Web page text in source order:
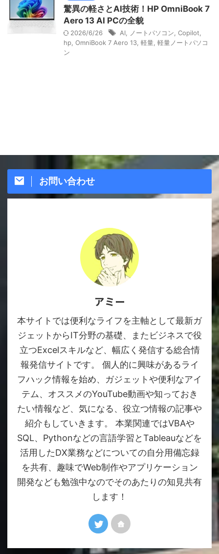
驚異の軽さとAI技術！HP OmniBook 7
Aero 13 AI PCの全貌
2026/6/26 AI ノートパソコン Copilot
hp OmniBook 7 Aero 13 軽量 軽量ノートパソコ
ン
お問い合わせ
アミー
本サイトでは便利なライフを主軸として最新ガ
ジェットからIT分野の基礎、またビジネスで役
立つExcelスキルなど、幅広く発信する総合情
報発信サイトです。 個人的に興味があるライ
フハック情報を始め、ガジェットや便利なアイ
テム、オススメのYouTube動画や知っておき
たい情報など、気になる、役立つ情報の記事や
紹介もしていきます。 本業関連ではVBAや
SQL、Pythonなどの言語学習とTableauなどを
活用したDX業務などについての自分用備忘録
を共有、趣味でWeb制作やアプリケーション
開発なども勉強中なのでそのあたりの知見共有
します！